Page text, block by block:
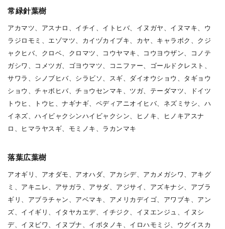
常緑針葉樹
アカマツ、アスナロ、イチイ、イトヒバ、イヌガヤ、イヌマキ、ウ
ラジロモミ、エゾマツ、カイヅカイブキ、カヤ、キャラボク、クジ
ャクヒバ、クロベ、クロマツ、コウヤマキ、コウヨウザン、コノテ
ガシワ、コメツガ、ゴヨウマツ、コニファー、ゴールドクレスト、
サワラ、シノブヒバ、シラビソ、スギ、ダイオウショウ、タギョウ
ショウ、チャボヒバ、チョウセンマキ、ツガ、テーダマツ、ドイツ
トウヒ、トウヒ、ナギナギ、ペディアニオイヒバ、ネズミサシ、ハ
イネズ、ハイビャクシンハイビャクシン、ヒノキ、ヒノキアスナ
ロ、ヒマラヤスギ、モミノキ、ラカンマキ
落葉広葉樹
アオギリ、アオダモ、アオハダ、アカシデ、アカメガシワ、アキグ
ミ、アキニレ、アサガラ、アサダ、アジサイ、アズキナシ、アブラ
ギリ、アブラチャン、アベマキ、アメリカデイゴ、アワブキ、アン
ズ、イイギリ、イタヤカエデ、イチジク、イヌエンジュ、イヌシ
デ、イヌビワ、イヌブナ、イボタノキ、イロハモミジ、ウグイスカ